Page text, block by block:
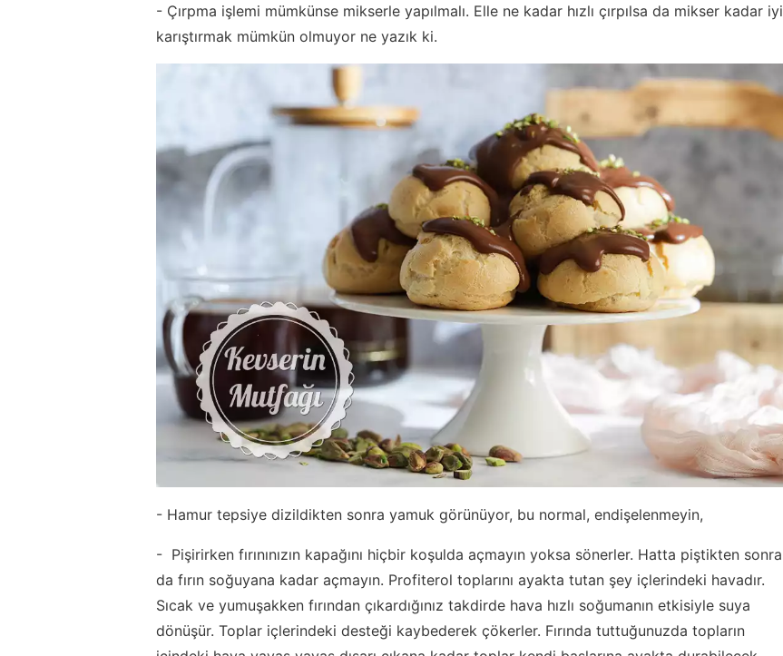
- Çırpma işlemi mümkünse mikserle yapılmalı. Elle ne kadar hızlı çırpılsa da mikser kadar iyi
karıştırmak mümkün olmuyor ne yazık ki.
- Hamur tepsiye dizildikten sonra yamuk görünüyor, bu normal, endişelenmeyin,
- Pişirirken fırınınızın kapağını hiçbir koşulda açmayın yoksa sönerler. Hatta piştikten sonra
da fırın soğuyana kadar açmayın. Profiterol toplarını ayakta tutan şey içlerindeki havadır.
Sıcak ve yumuşakken fırından çıkardığınız takdirde hava hızlı soğumanın etkisiyle suya
dönüşür. Toplar içlerindeki desteği kaybederek çökerler. Fırında tuttuğunuzda topların